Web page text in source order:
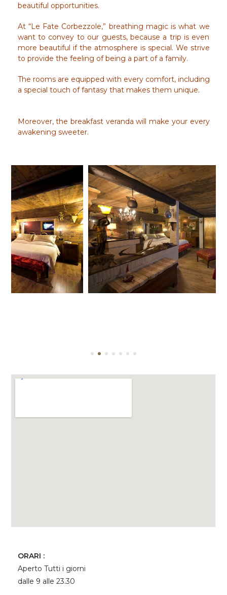
beautiful opportunities.
At “Le Fate Corbezzole,” breathing magic is what we
want to convey to our guests, because a trip is even
more beautiful if the atmosphere is special. We strive
to provide the feeling of being a part of a family.
The rooms are equipped with every comfort, including
a special touch of fantasy that makes them unique.
Moreover, the breakfast veranda will make your every
awakening sweeter.
ORARI :
Aperto Tutti i giorni
dalle 9 alle 23.30